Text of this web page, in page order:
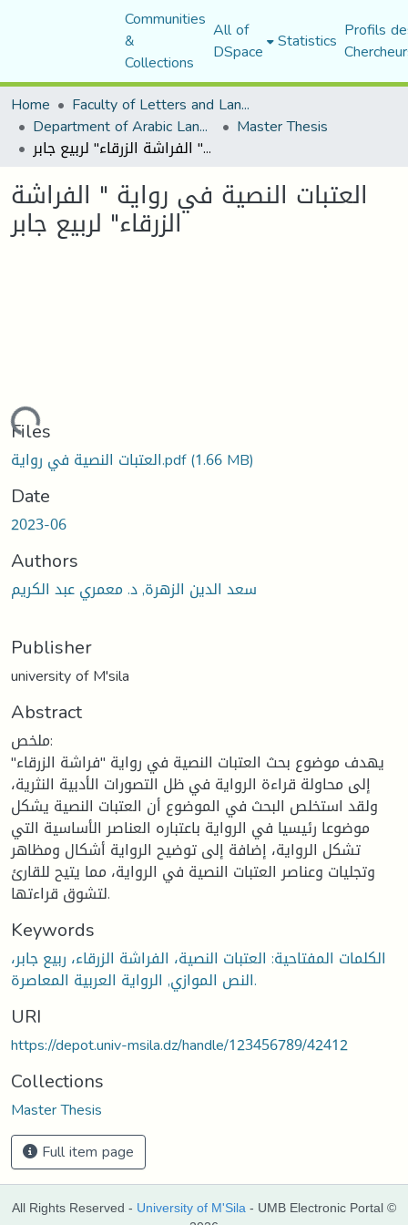
Communities
&
Collections
All of
DSpace Statistics Profils
Home
Faculty of Letters and Languages
Department of Arabic Language and Literature Master Thesis
العتبات النصية في رواية " الفراشة الزرقاء" لربيع جابر
العتبات النصية في رواية " الفراشة
الزرقاء" لربيع جابر
Loading...
Files
العتبات النصية في رواية.pdf(1.66 MB)
Date
2023-06
Authors
سعد الدين الزهرة, د. معمري عبد الكريم
Publisher
university of M'sila
Abstract
ملخص:
يهدف موضوع بحث العتبات النصية في رواية "فراشة الزرقاء"
إلى محاولة قراءة الرواية في ظل التصورات الأدبية النثرية،
ولقد استخلص البحث في الموضوع أن العتبات النصية يشكل
موضوعا رئيسيا في الرواية باعتباره العناصر الأساسية التي
تشكل الرواية، إضافة إلى توضيح الرواية أشكال ومظاهر
وتجليات وعناصر العتبات النصية في الرواية، مما يتيح للقارئ
لتشوق قراءتها.
Keywords
الكلمات المفتاحية: العتبات النصية، الفراشة الزرقاء، ربيع جابر،
النص الموازي, الرواية العربية المعاصرة.
URI
https://depot.univ-msila.dz/handle/123456789/42412
Collections
Master Thesis
Full item page
All Rights Reserved - University of M'Sila - UMB Electronic Portal ©